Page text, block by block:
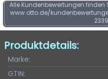
Alle Kundenbewertungen finden
www.otto.de/
Produktdetails:
Marke:
GTIN: